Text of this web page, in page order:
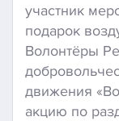
участник
подарок
Волонтёры
движения
акцию по